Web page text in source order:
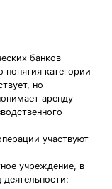
банков
понятия категории
но
аренду
участвуют
учреждение, в